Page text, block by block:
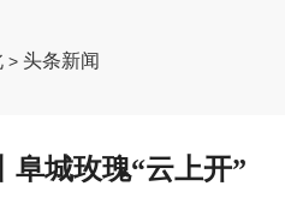
>头条新闻
阜城玫瑰“云上开”